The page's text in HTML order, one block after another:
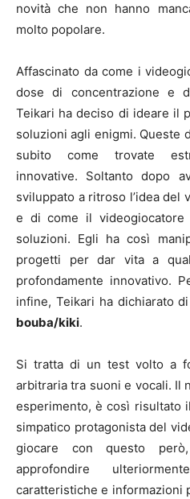
novità che non hanno
molto popolare.
Affascinato da come i
dose di concentrazione e
Teikari ha deciso di ideare il
soluzioni agli enigmi. Queste
subito come trovate
innovative. Soltanto dopo
sviluppato a ritroso l’idea del
e di come il videogiocatore
soluzioni. Egli ha così
progetti per dar vita a
profondamente innovativo.
infine, Teikari ha dichiarato
bouba/kiki.
Si tratta di un test volto a
arbitraria tra suoni e vocali. Il
esperimento, è così risultato
simpatico protagonista del
giocare con questo
approfondire
caratteristiche e informazioni